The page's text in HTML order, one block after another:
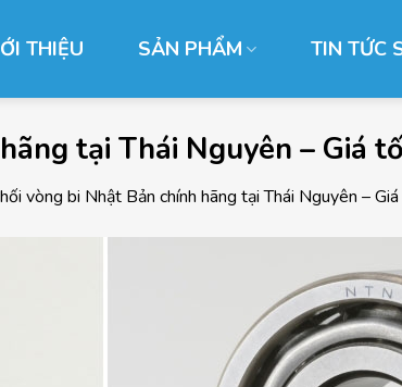
THIỆU SẢN PHẨM TIN TỨC
tại Thái Nguyên – Giá
vòng bi Nhật Bản chính hãng tại Thái Nguyên –